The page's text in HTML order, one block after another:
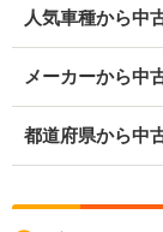
人気車種から中
メーカーから中
都道府県から中